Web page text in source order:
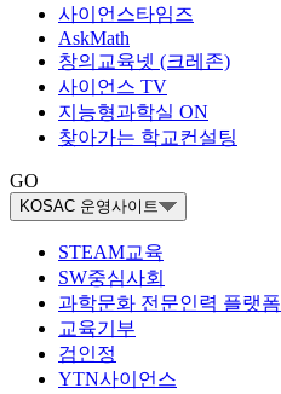
사이언스타임즈
AskMath
창의교육넷 (크레존)
사이언스 TV
지능형과학실 ON
찾아가는 학교컨설팅
GO
KOSAC 운영사이트
STEAM교육
SW중심사회
과학문화 전문인력 플랫폼
교육기부
검인정
YTN사이언스